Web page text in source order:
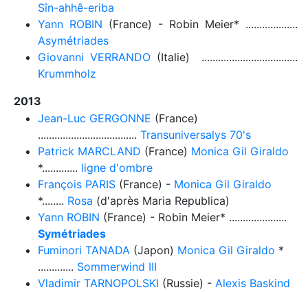
Sîn-ahhê-eriba
Yann ROBIN (France) - Robin Meier* ...................
Asymétriades
Giovanni VERRANDO(Italie) ...................................
Krummholz
2013
Jean-Luc GERGONNE (France)
.................................... Transuniversalys 70's
Patrick MARCLAND (France) Monica Gil Giraldo
*............. ligne d'ombre
François PARIS (France) - Monica Gil Giraldo
*........ Rosa (d'après Maria Republica)
Yann ROBIN (France) - Robin Meier* .....................
Symétriades
Fuminori TANADA (Japon) Monica Gil Giraldo *
............. Sommerwind III
Vladimir TARNOPOLSKI (Russie) - Alexis Baskind